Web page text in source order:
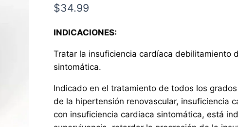
$34.99
INDICACIONES:
Tratar la insuficiencia cardíaca debilitamiento
sintomática.
Indicado en el tratamiento de todos los
de la hipertensión renovascular, insuficiencia
con insuficiencia cardiaca sintomática, está